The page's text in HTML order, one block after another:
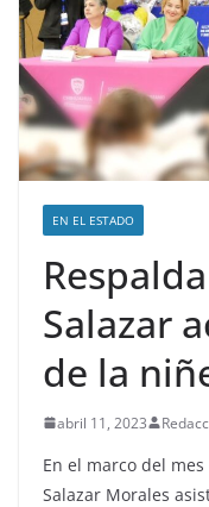
EN EL ESTADO
Salazar
de la
abril 11, 2023
En el marco del
Salazar Morales